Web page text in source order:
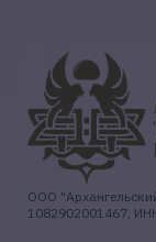
ООО
1082902001467,